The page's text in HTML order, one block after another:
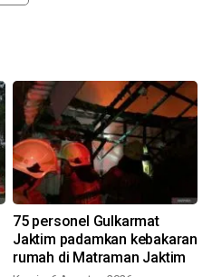
75 personel Gulkarmat
Jaktim padamkan kebakaran
rumah di Matraman Jaktim